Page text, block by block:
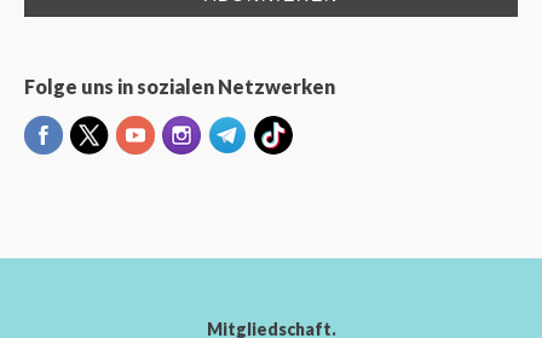
Folge uns in sozialen Netzwerken
Mitgliedschaft